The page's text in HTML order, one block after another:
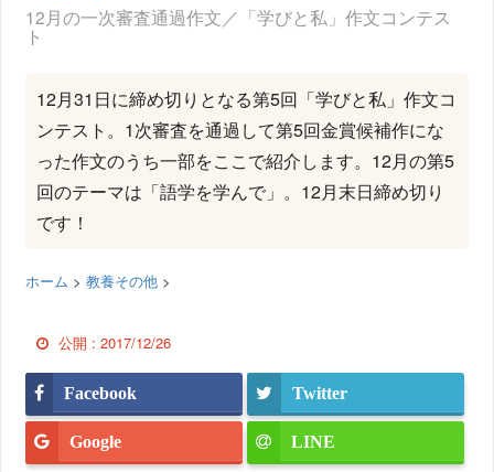
12月の一次審査通過作文／「学びと私」作文コンテス
ト
12月31日に締め切りとなる第5回「学びと私」作文コ
ンテスト。1次審査を通過して第5回金賞候補作にな
った作文のうち一部をここで紹介します。12月の第5
回のテーマは「語学を学んで」。12月末日締め切り
です！
ホーム >教養その他 >
公開 :2017/12/26
Facebook Twitter
Google LINE